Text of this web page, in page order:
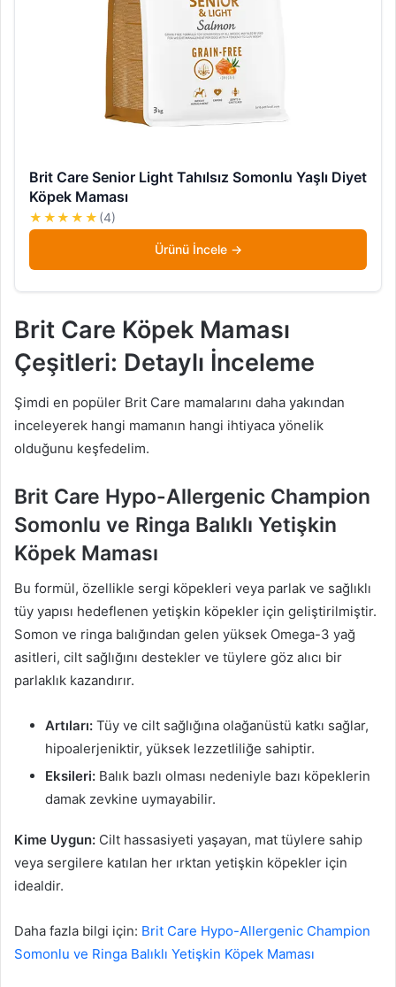
Brit Care Senior Light Tahılsız Somonlu Yaşlı Diyet
Köpek Maması
★★★★★ (4)
Ürünü İncele
Brit Care Köpek Maması
Çeşitleri: Detaylı İnceleme
Şimdi en popüler Brit Care mamalarını daha yakından
inceleyerek hangi mamanın hangi ihtiyaca yönelik
olduğunu keşfedelim.
Brit Care Hypo-Allergenic Champion
Somonlu ve Ringa Balıklı Yetişkin
Köpek Maması
Bu formül, özellikle sergi köpekleri veya parlak ve sağlıklı
tüy yapısı hedeflenen yetişkin köpekler için geliştirilmiştir.
Somon ve ringa balığından gelen yüksek Omega-3 yağ
asitleri, cilt sağlığını destekler ve tüylere göz alıcı bir
parlaklık kazandırır.
Artıları: Tüy ve cilt sağlığına olağanüstü katkı sağlar,
hipoalerjeniktir, yüksek lezzetliliğe sahiptir.
Eksileri: Balık bazlı olması nedeniyle bazı köpeklerin
damak zevkine uymayabilir.
Kime Uygun: Cilt hassasiyeti yaşayan, mat tüylere sahip
veya sergilere katılan her ırktan yetişkin köpekler için
idealdir.
Daha fazla bilgi için: Brit Care Hypo-Allergenic Champion
Somonlu ve Ringa Balıklı Yetişkin Köpek Maması